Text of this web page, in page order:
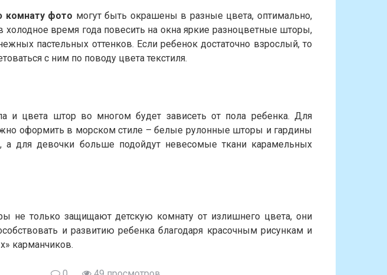
комнату фото могут быть окрашены в разные цвета, оптимально,
время года повесить на окна яркие разноцветные шторы,
пастельных оттенков. Если ребенок достаточно взрослый, то
с ним по поводу цвета текстиля.
и цвета штор во многом будет зависеть от пола ребенка. Для
оформить в морском стиле – белые рулонные шторы и гардины
а для девочки больше подойдут невесомые ткани карамельных
не только защищают детскую комнату от излишнего цвета, они
и развитию ребенка благодаря красочным рисункам и
карманчиков.